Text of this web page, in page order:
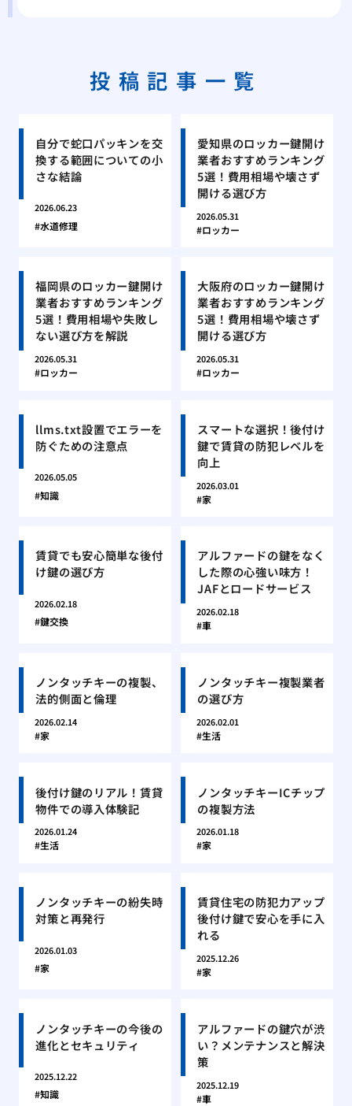
投稿記事一覧
自分で蛇口パッキンを交
換する範囲についての小
さな結論
2026.06.23
水道修理
愛知県のロッカー鍵開け
業者おすすめランキング
5選！費用相場や壊さず
開ける選び方
2026.05.31
ロッカー
福岡県のロッカー鍵開け
業者おすすめランキング
5選！費用相場や失敗し
ない選び方を解説
2026.05.31
ロッカー
大阪府のロッカー鍵開け
業者おすすめランキング
5選！費用相場や壊さず
開ける選び方
2026.05.31
ロッカー
llms.txt設置でエラーを
防ぐための注意点
2026.05.05
知識
スマートな選択！後付け
鍵で賃貸の防犯レベルを
向上
2026.03.01
家
賃貸でも安心簡単な後付
け鍵の選び方
2026.02.18
鍵交換
アルファードの鍵をなく
した際の心強い味方！
JAFとロードサービス
2026.02.18
車
ノンタッチキーの複製、
法的側面と倫理
2026.02.14
家
ノンタッチキー複製業者
の選び方
2026.02.01
生活
後付け鍵のリアル！賃貸
物件での導入体験記
2026.01.24
生活
ノンタッチキーICチップ
の複製方法
2026.01.18
家
ノンタッチキーの紛失時
対策と再発行
2026.01.03
家
賃貸住宅の防犯力アップ
後付け鍵で安心を手に入
れる
2025.12.26
家
ノンタッチキーの今後の
進化とセキュリティ
2025.12.22
知識
アルファードの鍵穴が渋
い？メンテナンスと解決
策
2025.12.19
車